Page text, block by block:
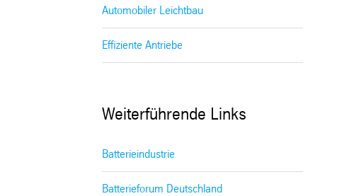
Automobiler Leichtbau
Effiziente Antriebe
Weiterführende Links
Batterieindustrie
Batterieforum Deutschland